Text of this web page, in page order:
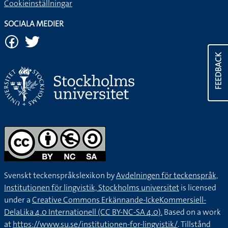
FEEDBACK
Cookieinställningar
SOCIALA MEDIER
Svenskt teckenspråkslexikon byAvdelningen för teckenspråk,
Institutionen för lingvistik, Stockholms universitetis licensed
under aCreative Commons Erkännande-IckeKommersiell-
DelaLika 4.0 Internationell (CC BY-NC-SA 4.0).Based on a work
athttps://www.su.se/institutionen-for-lingvistik/. Tillstånd